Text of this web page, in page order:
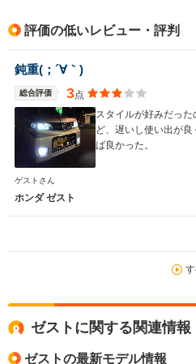
評価の低いレビュー・評判
鈍重(；´∀｀)
総合評価 3点
スタイルが好みだっ
ど、遅いし使い出が
ば良かった。
ゲストさん
ホンダ ゼスト
ゼストに関する関連情報
ゼストの最新モデル情報